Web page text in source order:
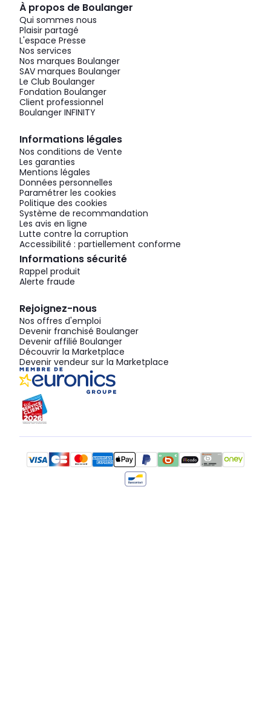
À propos de Boulanger
Qui sommes nous
Plaisir partagé
L'espace Presse
Nos services
Nos marques Boulanger
SAV marques Boulanger
Le Club Boulanger
Fondation Boulanger
Client professionnel
Boulanger INFINITY
Informations légales
Nos conditions de Vente
Les garanties
Mentions légales
Données personnelles
Paramétrer les cookies
Politique des cookies
Système de recommandation
Les avis en ligne
Lutte contre la corruption
Accessibilité : partiellement conforme
Informations sécurité
Rappel produit
Alerte fraude
Rejoignez-nous
Nos offres d'emploi
Devenir franchisé Boulanger
Devenir affilié Boulanger
Découvrir la Marketplace
Devenir vendeur sur la Marketplace